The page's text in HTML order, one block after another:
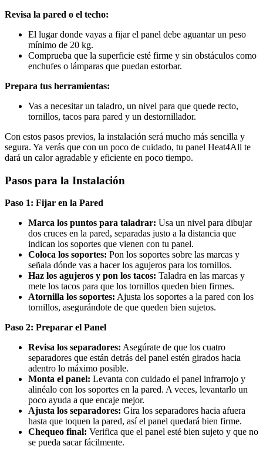
Revisa la pared o el techo:
El lugar donde vayas a fijar el panel debe aguantar un peso
mínimo de 20 kg.
Comprueba que la superficie esté firme y sin obstáculos como
enchufes o lámparas que puedan estorbar.
Prepara tus herramientas:
Vas a necesitar un taladro, un nivel para que quede recto,
tornillos, tacos para pared y un destornillador.
Con estos pasos previos, la instalación será mucho más sencilla y
segura. Ya verás que con un poco de cuidado, tu panel Heat4All te
dará un calor agradable y eficiente en poco tiempo.
Pasos para la Instalación
Paso 1: Fijar en la Pared
Marca los puntos para taladrar: Usa un nivel para dibujar
dos cruces en la pared, separadas justo a la distancia que
indican los soportes que vienen con tu panel.
Coloca los soportes: Pon los soportes sobre las marcas y
señala dónde vas a hacer los agujeros para los tornillos.
Haz los agujeros y pon los tacos: Taladra en las marcas y
mete los tacos para que los tornillos queden bien firmes.
Atornilla los soportes: Ajusta los soportes a la pared con los
tornillos, asegurándote de que queden bien sujetos.
Paso 2: Preparar el Panel
Revisa los separadores: Asegúrate de que los cuatro
separadores que están detrás del panel estén girados hacia
adentro lo máximo posible.
Monta el panel: Levanta con cuidado el panel infrarrojo y
alinéalo con los soportes en la pared. A veces, levantarlo un
poco ayuda a que encaje mejor.
Ajusta los separadores: Gira los separadores hacia afuera
hasta que toquen la pared, así el panel quedará bien firme.
Chequeo final: Verifica que el panel esté bien sujeto y que no
se pueda sacar fácilmente.